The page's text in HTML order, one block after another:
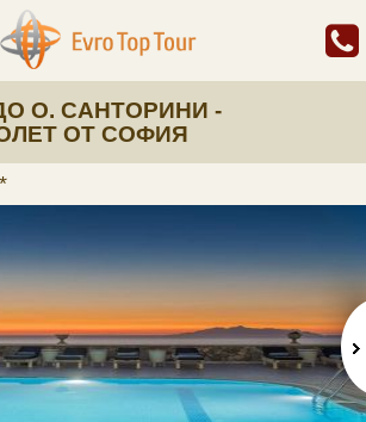
О. САНТОРИНИ -
ОТ СОФИЯ